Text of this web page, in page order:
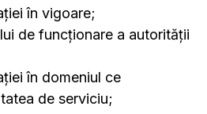
în vigoare;
de funcționare a autorității
în domeniul ce
de serviciu;